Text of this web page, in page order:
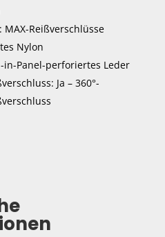
MAX-Reißverschlüsse
Nylon
in-Panel-perforiertes Leder
Ja – 360°-